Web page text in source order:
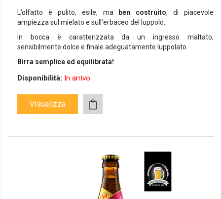
L’olfatto è pulito, esile, ma
ben costruito, di piacevole
ampiezza sul mielato e sull’erbaceo del luppolo.
In bocca è caratterizzata da un ingresso maltato,
sensibilmente dolce e finale adeguatamente luppolato.
Birra semplice ed equilibrata!
Disponibilità: In arrivo
Visualizza